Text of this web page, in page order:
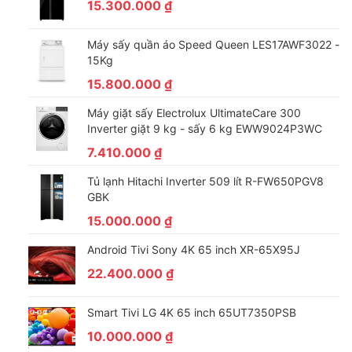
Nâng cao khả năng hiển thị màu sắc và chi tiết hình
ảnh bằng công nghệ Ultimate 8K Dimming Pro
Công nghệ Ultimate 8K Dimming Pro trên Smart Tivi
Samsung có tác dụng nâng cao hình ảnh, đem lại màu sắc ấn
tượng trong các khung ảnh và độ chi tiết tuyệt vời tạo ra quá
trình trải nghiệm giải trí đầy sức sống và luôi cuốn.
15.300.000 ₫
Máy sấy quần áo Speed Queen LES17AWF3022 -
15Kg
15.800.000 ₫
Máy giặt sấy Electrolux UltimateCare 300
Inverter giặt 9 kg - sấy 6 kg EWW9024P3WC
7.410.000 ₫
Tủ lạnh Hitachi Inverter 509 lít R-FW650PGV8
GBK
15.000.000 ₫
Android Tivi Sony 4K 65 inch XR-65X95J
22.400.000 ₫
Smart Tivi LG 4K 65 inch 65UT7350PSB
10.000.000 ₫